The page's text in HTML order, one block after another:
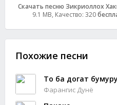
Скачать песню Зикриоллох
9.1 MB, Качество: 320
Похожие песни
То ба догат
Фарангис Дунё